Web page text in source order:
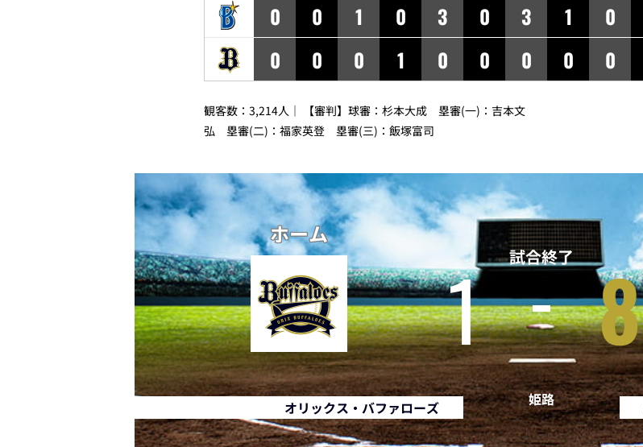
0 0 1 0 3 0 3 1
0
0
0 0 1 0 0 0 0 0
観客数：3,214人｜ 【審判】球審：杉本大成 塁審(一)：吉本文
弘 塁審(二)：福家英登 塁審(三)：飯塚富司
ホーム
オリックス・バファローズ
試合終了
1 8
姫路